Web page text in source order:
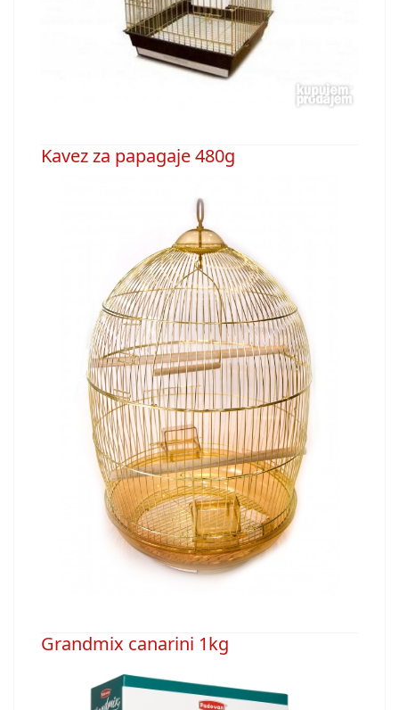
Kavez za papagaje 480g
Grandmix canarini 1kg